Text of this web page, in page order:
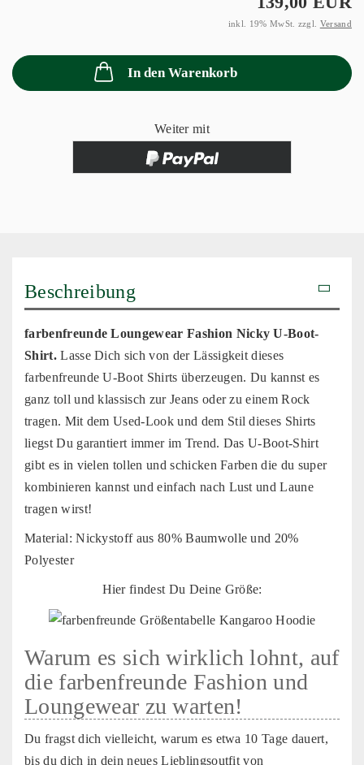
inkl. 19% MwSt. zzgl. Versand
In den Warenkorb
Weiter mit
Beschreibung
farbenfreunde Loungewear Fashion Nicky U-Boot-
Shirt.Lasse Dich sich von der Lässigkeit dieses
farbenfreunde U-Boot Shirts überzeugen. Du kannst es
ganz toll und klassisch zur Jeans oder zu einem Rock
tragen. Mit dem Used-Look und dem Stil dieses Shirts
liegst Du garantiert immer im Trend. Das U-Boot-Shirt
gibt es in vielen tollen und schicken Farben die du super
kombinieren kannst und einfach nach Lust und Laune
tragen wirst!
Material: Nickystoff aus 80% Baumwolle und 20%
Polyester
Hier findest Du Deine Größe:
Warum es sich wirklich lohnt, auf
die farbenfreunde Fashion und
Loungewear zu warten!
Du fragst dich vielleicht, warum es etwa 10 Tage dauert,
bis du dich in dein neues Lieblingsoutfit von